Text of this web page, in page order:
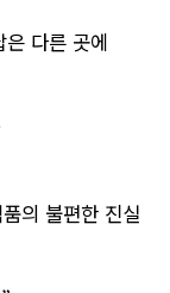
다른 곳에
의 불편한 진실